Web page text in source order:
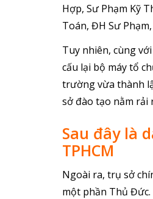
Hợp, Sư Phạm Kỹ
Toán, ĐH Sư
Tuy nhiên, cùng
cấu lại bộ máy tổ
trường vừa thành
sở đào tạo nằm rải
Sau đây là
TPHCM
Ngoài ra, trụ sở
một phần Thủ Đức.